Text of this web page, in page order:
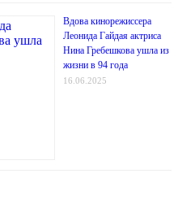
Вдова кинорежиссера
Леонида Гайдая актриса
Нина Гребешкова ушла из
жизни в 94 года
16.06.2025